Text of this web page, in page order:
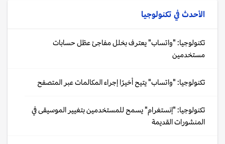
الأحدث في تكنولوجيا
تكنولوجيا: "واتساب" يعترف بخلل مفاجئ عطّل حسابات
مستخدمين
تكنولوجيا: "واتساب" يتيح أخيرًا إجراء المكالمات عبر المتصفح
تكنولوجيا: "إنستغرام" يسمح للمستخدمين بتغيير الموسيقى في
المنشورات القديمة